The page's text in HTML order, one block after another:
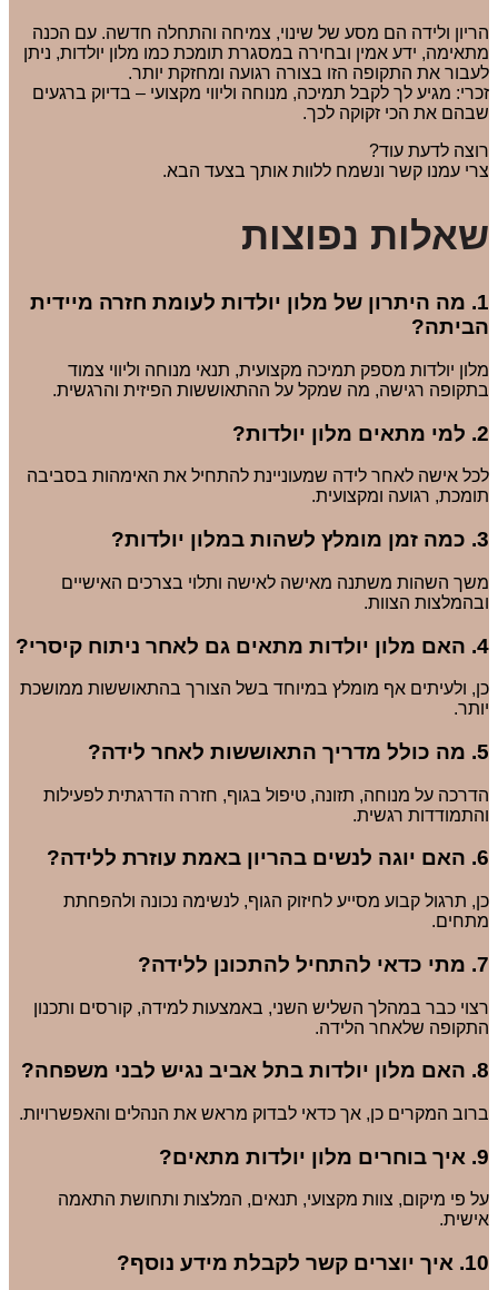
הריון ולידה הם מסע של שינוי, צמיחה והתחלה חדשה. עם הכנה
מתאימה, ידע אמין ובחירה במסגרת תומכת כמו מלון יולדות, ניתן
לעבור את התקופה הזו בצורה רגועה ומחזקת יותר.
זכרי: מגיע לך לקבל תמיכה, מנוחה וליווי מקצועי – בדיוק ברגעים
שבהם את הכי זקוקה לכך.
רוצה לדעת עוד?
צרי עמנו קשר ונשמח ללוות אותך בצעד הבא.
שאלות נפוצות
1. מה היתרון של מלון יולדות לעומת חזרה מיידית
הביתה?
מלון יולדות מספק תמיכה מקצועית, תנאי מנוחה וליווי צמוד
בתקופה רגישה, מה שמקל על ההתאוששות הפיזית והרגשית.
2. למי מתאים מלון יולדות?
לכל אישה לאחר לידה שמעוניינת להתחיל את האימהות בסביבה
תומכת, רגועה ומקצועית.
3. כמה זמן מומלץ לשהות במלון יולדות?
משך השהות משתנה מאישה לאישה ותלוי בצרכים האישיים
ובהמלצות הצוות.
4. האם מלון יולדות מתאים גם לאחר ניתוח קיסרי?
כן, ולעיתים אף מומלץ במיוחד בשל הצורך בהתאוששות ממושכת
יותר.
5. מה כולל מדריך התאוששות לאחר לידה?
הדרכה על מנוחה, תזונה, טיפול בגוף, חזרה הדרגתית לפעילות
והתמודדות רגשית.
6. האם יוגה לנשים בהריון באמת עוזרת ללידה?
כן, תרגול קבוע מסייע לחיזוק הגוף, לנשימה נכונה ולהפחתת
מתחים.
7. מתי כדאי להתחיל להתכונן ללידה?
רצוי כבר במהלך השליש השני, באמצעות למידה, קורסים ותכנון
התקופה שלאחר הלידה.
8. האם מלון יולדות בתל אביב נגיש לבני משפחה?
ברוב המקרים כן, אך כדאי לבדוק מראש את הנהלים והאפשרויות.
9. איך בוחרים מלון יולדות מתאים?
על פי מיקום, צוות מקצועי, תנאים, המלצות ותחושת התאמה
אישית.
10. איך יוצרים קשר לקבלת מידע נוסף?